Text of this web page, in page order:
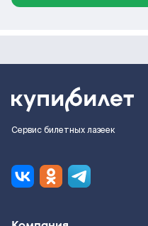
Сервис билетных лазеек